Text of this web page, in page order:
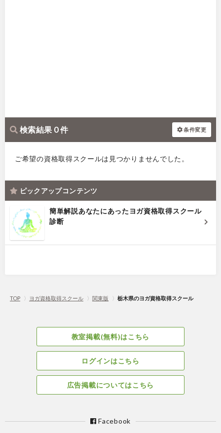
検索結果 0 件 条件変更
ご希望の資格取得スクールは見つかりませんでした。
ピックアップコンテンツ
簡単解説あなたにあったヨガ資格取得スクール
診断
TOP 〉 ヨガ資格取得スクール 〉 関東版 〉 栃木県のヨガ資格取得スクール
教室掲載(無料)はこちら
ログインはこちら
広告掲載についてはこちら
Facebook